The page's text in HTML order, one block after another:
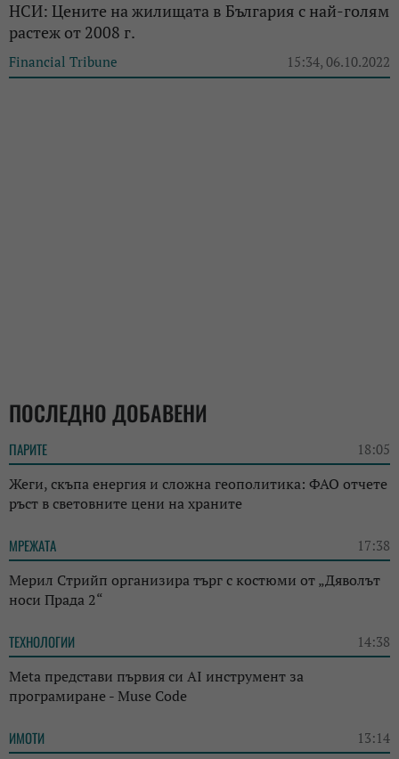
НСИ: Цените на жилищата в България с най-голям
растеж от 2008 г.
Financial Tribune 15:34, 06.10.2022
ПОСЛЕДНО ДОБАВЕНИ
ПАРИТЕ 18:05
Жеги, скъпа енергия и сложна геополитика: ФАО отчете
ръст в световните цени на храните
МРЕЖАТА 17:38
Мерил Стрийп организира търг с костюми от „Дяволът
носи Прада 2“
ТЕХНОЛОГИИ 14:38
Meta представи първия си AI инструмент за
програмиране - Muse Code
ИМОТИ 13:14